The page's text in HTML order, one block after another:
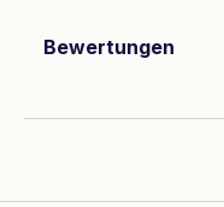
Bewertungen